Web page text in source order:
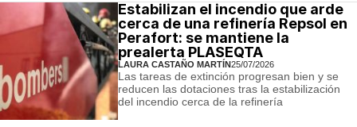
Estabilizan el incendio que arde
cerca de una refinería Repsol en
Perafort: se mantiene la
prealerta PLASEQTA
LAURA CASTAÑO MARTÍN25/07/2026
Las tareas de extinción progresan bien y se
reducen las dotaciones tras la estabilización
del incendio cerca de la refinería